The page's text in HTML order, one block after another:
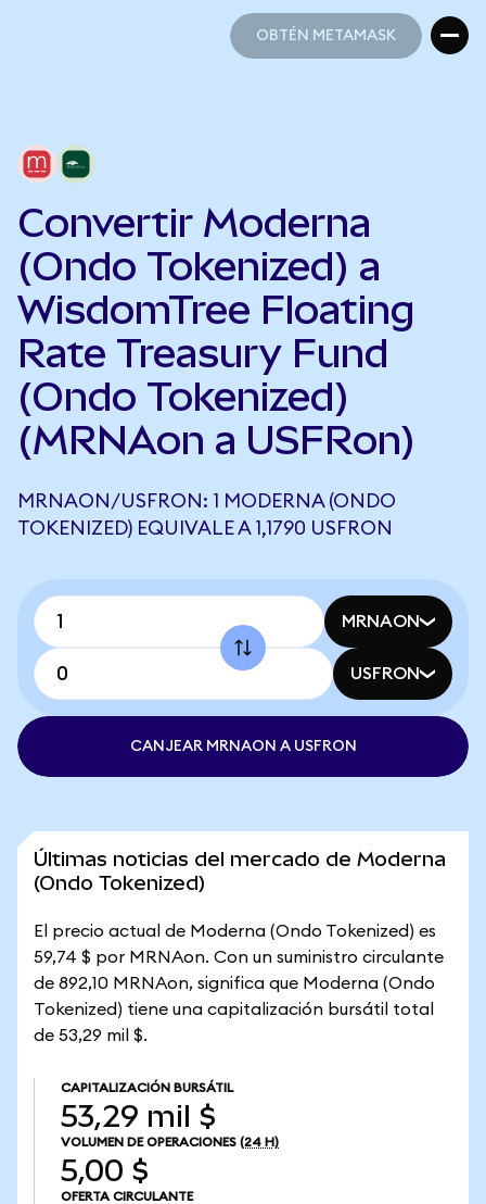
OBTÉN METAMASK
Convertir Moderna
(Ondo Tokenized) a
WisdomTree Floating
Rate Treasury Fund
(Ondo Tokenized)
(MRNAon a USFRon)
MRNAON/USFRON: 1 MODERNA (ONDO
TOKENIZED) EQUIVALE A 1,1790 USFRON
MRNAON
USFRON
CANJEAR MRNAON A USFRON
Últimas noticias del mercado de Moderna
(Ondo Tokenized)
El precio actual de Moderna (Ondo Tokenized) es
59,74 $ por MRNAon. Con un suministro circulante
de 892,10 MRNAon, significa que Moderna (Ondo
Tokenized) tiene una capitalización bursátil total
de 53,29 mil $.
CAPITALIZACIÓN BURSÁTIL
53,29 mil $
VOLUMEN DE OPERACIONES (24 H)
5,00 $
OFERTA CIRCULANTE